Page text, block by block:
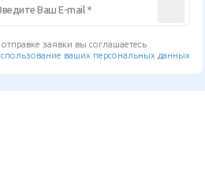
заявки вы соглашаетесь
ваших персональных данных